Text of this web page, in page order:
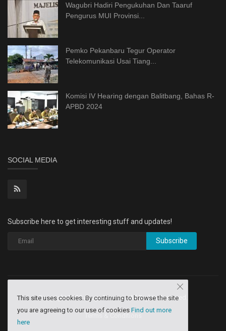
Wagubri Hadiri Pengukuhan Dan Taaruf
Pengurus MUI Provinsi...
Pemko Pekanbaru Tegur Operator
Telekomunikasi Usai Tiang...
Komisi IV Hearing dengan Balitbang, Bahas R-
APBD 2024
SOCIAL MEDIA
Subscribe here to get interesting stuff and updates!
Subscribe
Copyright 2020 Aruga Dev Inq - All Rights Reserved.
This site uses cookies. By continuing to browse the site
you are agreeing to our use of cookies Find out more
here